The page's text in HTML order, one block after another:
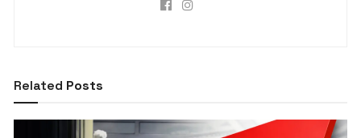
Related Posts